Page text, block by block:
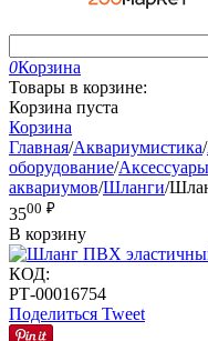
0Корзина
Товары в корзине:
Корзина пуста
Корзина
Главная/Аквариумистика/
оборудование/
аквариумов/Шланги/
3500 ₽
В корзину
КОД:
РТ-00016754
Поделиться Tweet